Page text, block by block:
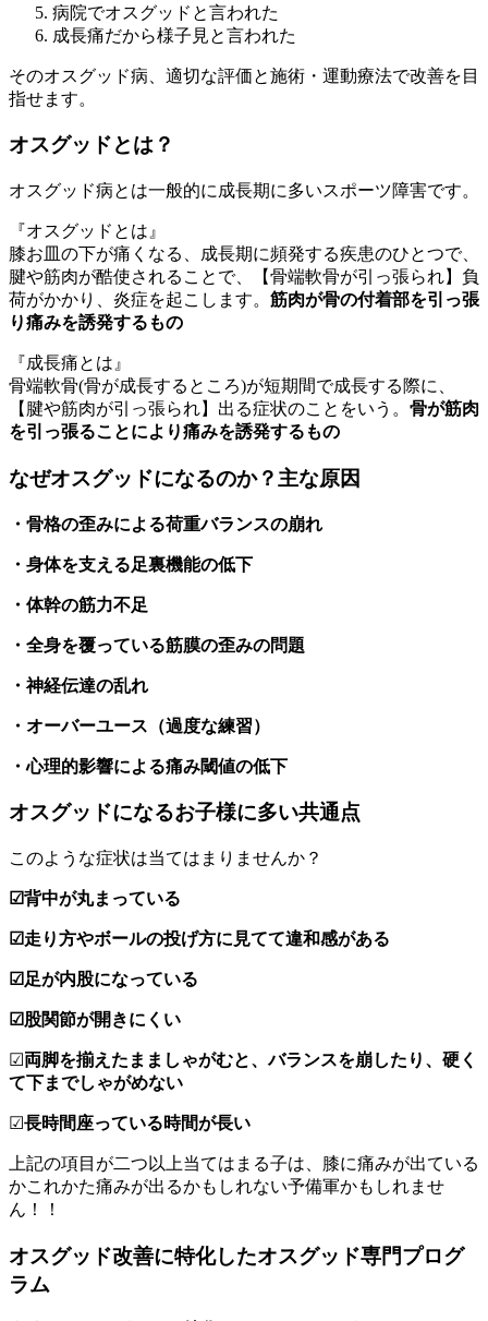
病院でオスグッドと言われた
成長痛だから様子見と言われた
そのオスグッド病、適切な評価と施術・運動療法で改善を目
指せます。
オスグッドとは？
オスグッド病とは一般的に成長期に多いスポーツ障害です。
『オスグッドとは』
膝お皿の下が痛くなる、成長期に頻発する疾患のひとつで、
腱や筋肉が酷使されることで、【骨端軟骨が引っ張られ】負
荷がかかり、炎症を起こします。 筋肉が骨の付着部を引っ張
り痛みを誘発するもの
『成長痛とは』
骨端軟骨(骨が成長するところ)が短期間で成長する際に、
【腱や筋肉が引っ張られ】出る症状のことをいう。 骨が筋肉
を引っ張ることにより痛みを誘発するもの
なぜオスグッドになるのか？主な原因
・骨格の歪みによる荷重バランスの崩れ
・身体を支える足裏機能の低下
・体幹の筋力不足
・全身を覆っている筋膜の歪みの問題
・神経伝達の乱れ
・オーバーユース（過度な練習）
・心理的影響による痛み閾値の低下
オスグッドになるお子様に多い共通点
このような症状は当てはまりませんか？
☑︎背中が丸まっている
☑︎走り方やボールの投げ方に見てて違和感がある
☑︎足が内股になっている
☑︎股関節が開きにくい
☑︎両脚を揃えたまましゃがむと、バランスを崩したり、硬く
て下までしゃがめない
☑︎長時間座っている時間が長い
上記の項目が二つ以上当てはまる子は、膝に痛みが出ている
かこれかた痛みが出るかもしれない予備軍かもしれませ
ん！！
オスグッド改善に特化したオスグッド専門プログ
ラム